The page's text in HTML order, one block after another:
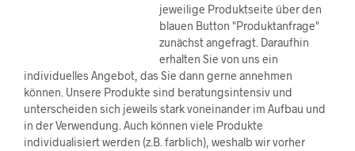
jeweilige Produktseite über den
blauen Button "Produktanfrage"
zunächst angefragt. Daraufhin
erhalten Sie von uns ein
individuelles Angebot, das Sie dann gerne annehmen
können. Unsere Produkte sind beratungsintensiv und
unterscheiden sich jeweils stark voneinander im Aufbau und
in der Verwendung. Auch können viele Produkte
individualisiert werden (z.B. farblich), weshalb wir vorher